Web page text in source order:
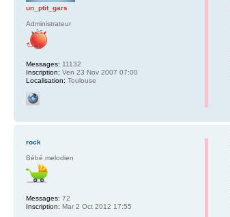
un_ptit_gars
Administrateur
Messages: 11132
Inscription: Ven 23 Nov 2007 07:00
Localisation: Toulouse
rock
Bébé melodien
Messages: 72
Inscription: Mar 2 Oct 2012 17:55